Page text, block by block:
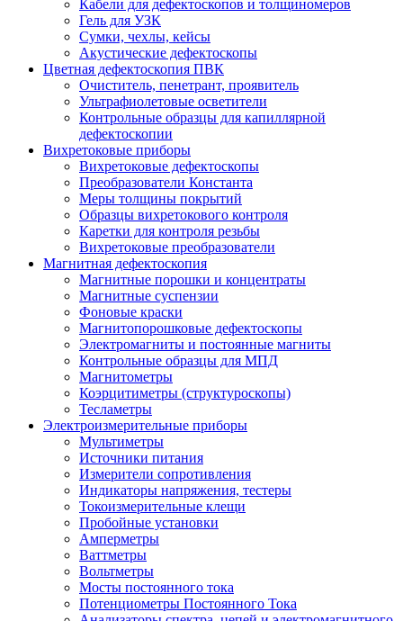
Кабели для дефектоскопов и толщиномеров
Гель для УЗК
Сумки, чехлы, кейсы
Акустические дефектоскопы
Цветная дефектоскопия ПВК
Очиститель, пенетрант, проявитель
Ультрафиолетовые осветители
Контрольные образцы для капиллярной
дефектоскопии
Вихретоковые приборы
Вихретоковые дефектоскопы
Преобразователи Константа
Меры толщины покрытий
Образцы вихретокового контроля
Каретки для контроля резьбы
Вихретоковые преобразователи
Магнитная дефектоскопия
Магнитные порошки и концентраты
Магнитные суспензии
Фоновые краски
Магнитопорошковые дефектоскопы
Электромагниты и постоянные магниты
Контрольные образцы для МПД
Магнитометры
Коэрцитиметры (структуроскопы)
Тесламетры
Электроизмерительные приборы
Мультиметры
Источники питания
Измерители сопротивления
Индикаторы напряжения, тестеры
Токоизмерительные клещи
Пробойные установки
Амперметры
Ваттметры
Вольтметры
Мосты постоянного тока
Потенциометры Постоянного Тока